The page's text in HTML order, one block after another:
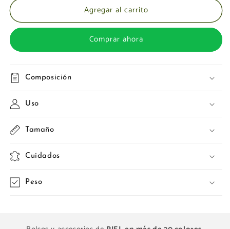
Agregar al carrito
Comprar ahora
Composición
Uso
Tamaño
Cuidados
Peso